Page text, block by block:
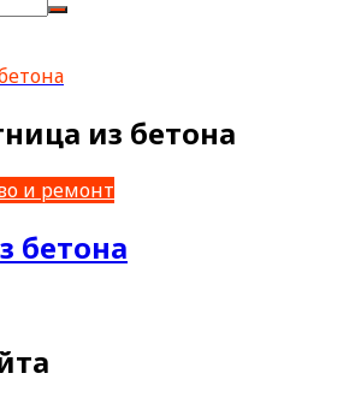
из бетона
и ремонт
бетона